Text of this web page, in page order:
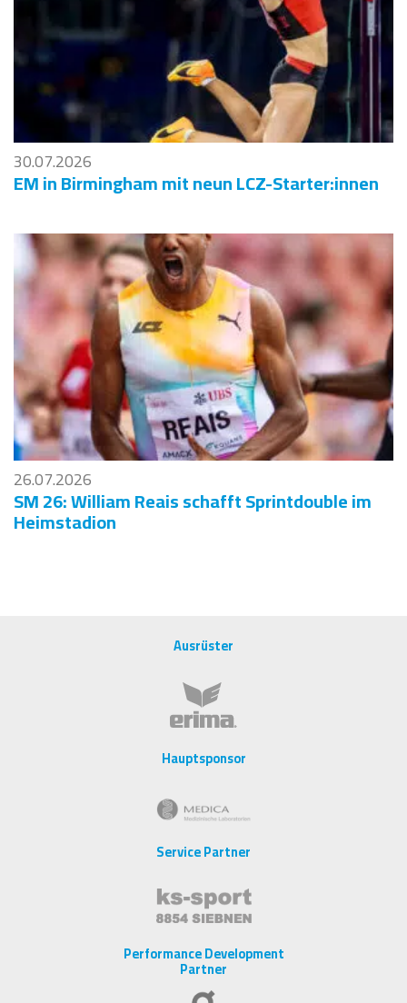
30.07.2026
EM in Birmingham mit neun LCZ-Starter:innen
26.07.2026
SM 26: William Reais schafft Sprintdouble im
Heimstadion
Ausrüster
Hauptsponsor
Service Partner
Performance Development
Partner